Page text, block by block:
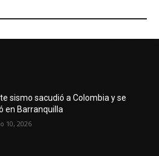
sismo sacudió a Colombia y se
en Barranquilla
10, 2026